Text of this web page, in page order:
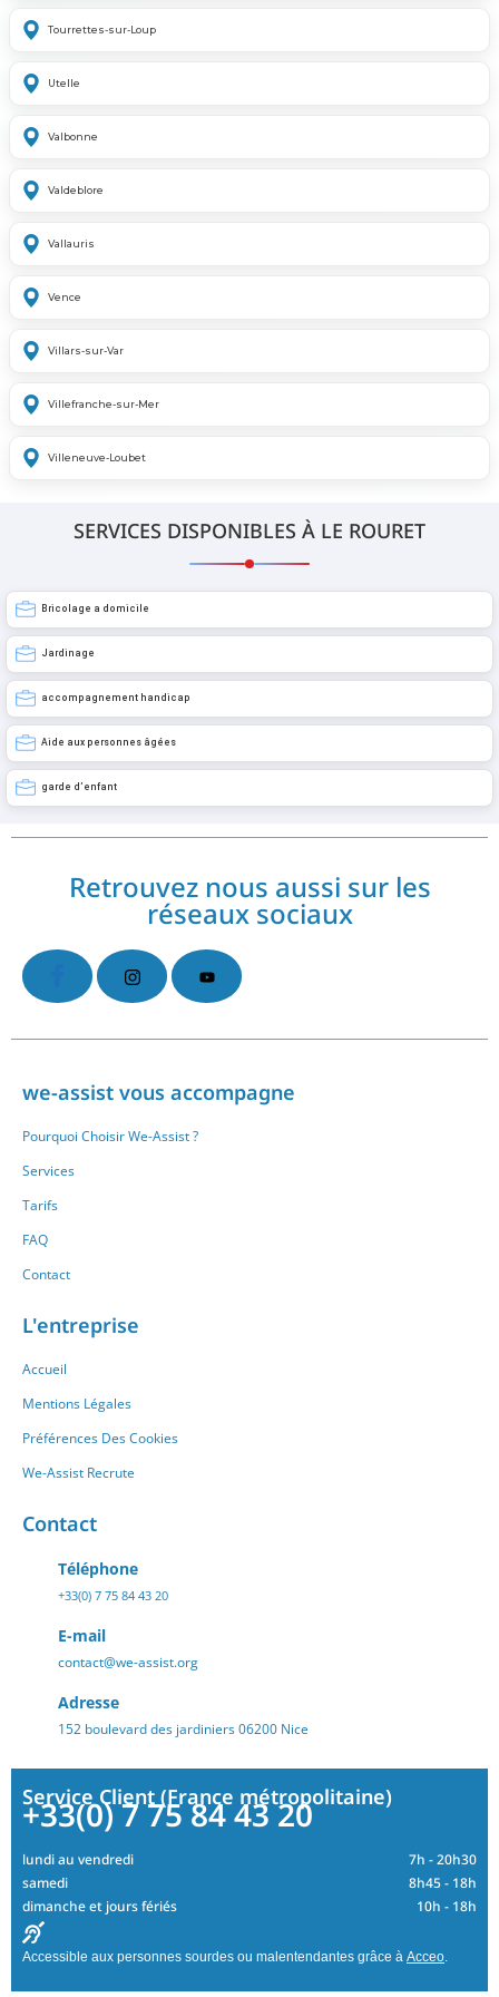
Tourrettes-sur-Loup
Utelle
Valbonne
Valdeblore
Vallauris
Vence
Villars-sur-Var
Villefranche-sur-Mer
Villeneuve-Loubet
SERVICES DISPONIBLES À LE ROURET
Bricolage a domicile
Jardinage
accompagnement handicap
Aide aux personnes âgées
garde d’enfant
Retrouvez nous aussi sur les
réseaux sociaux
we-assist vous accompagne
Pourquoi Choisir We-Assist ?
Services
Tarifs
FAQ
Contact
L'entreprise
Accueil
Mentions Légales
Préférences Des Cookies
We-Assist Recrute
Contact
Téléphone
+33(0) 7 75 84 43 20
E-mail
contact@we-assist.org
Adresse
152 boulevard des jardiniers 06200 Nice
Service Client (France métropolitaine)
+33(0) 7 75 84 43 20
lundi au vendredi
7h - 20h30
samedi
8h45 - 18h
dimanche et jours fériés
10h - 18h
Accessible aux personnes sourdes ou malentendantes grâce à Acceo.